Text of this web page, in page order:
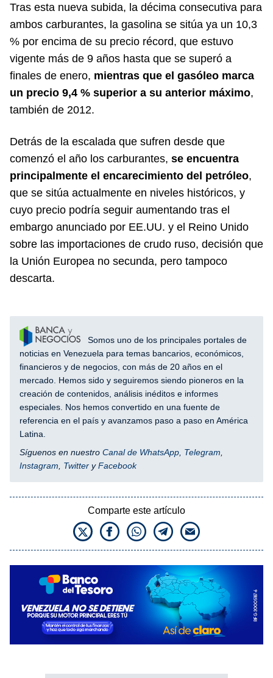
Tras esta nueva subida, la décima consecutiva para
ambos carburantes, la gasolina se sitúa ya un 10,3
% por encima de su precio récord, que estuvo
vigente más de 9 años hasta que se superó a
finales de enero, mientras que el gasóleo marca
un precio 9,4 % superior a su anterior máximo,
también de 2012.
Detrás de la escalada que sufren desde que
comenzó el año los carburantes, se encuentra
principalmente el encarecimiento del petróleo,
que se sitúa actualmente en niveles históricos, y
cuyo precio podría seguir aumentando tras el
embargo anunciado por EE.UU. y el Reino Unido
sobre las importaciones de crudo ruso, decisión que
la Unión Europea no secunda, pero tampoco
descarta.
Somos uno de los principales portales de
noticias en Venezuela para temas bancarios, económicos,
financieros y de negocios, con más de 20 años en el
mercado. Hemos sido y seguiremos siendo pioneros en la
creación de contenidos, análisis inéditos e informes
especiales. Nos hemos convertido en una fuente de
referencia en el país y avanzamos paso a paso en América
Latina.
Síguenos en nuestro Canal de WhatsApp Telegram
Instagram
Twitter yFacebook
Comparte este artículo